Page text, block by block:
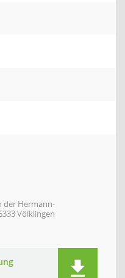
der Hermann-
Völklingen